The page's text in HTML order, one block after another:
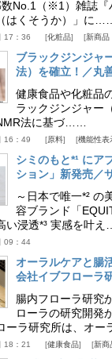
No.1（※1）雑誌『
はくそうか）」に……
17：36 化粧品 新商品
ブラックジンジャ
法）を確立！／丸
健康食品や化粧品
ラックジンジャー
法に基づ……
16：49 原料 機能性表
シミのもと*¹ にア
ション」新発売／
～日本で唯一*² の
容ブランド「
い浸透*³ 実感を叶え
09：44
オーラルケアと腸
会社イブフローラ
腸内フローラ研究
ローラの研究開発
ーラ研究所は、オ
18：21 健康食品 新商